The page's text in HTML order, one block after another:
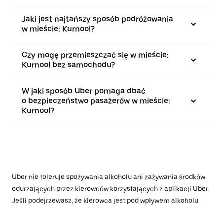
Jaki jest najtańszy sposób podróżowania
w mieście: Kurnool?
Czy mogę przemieszczać się w mieście:
Kurnool bez samochodu?
W jaki sposób Uber pomaga dbać
o bezpieczeństwo pasażerów w mieście:
Kurnool?
Uber nie toleruje spożywania alkoholu ani zażywania środków
odurzających przez kierowców korzystających z aplikacji Uber.
Jeśli podejrzewasz, że kierowca jest pod wpływem alkoholu